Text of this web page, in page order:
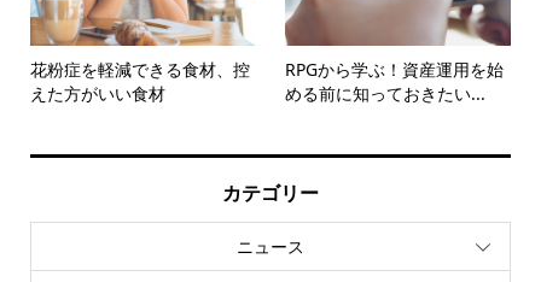
花粉症を軽減できる食材、控
えた方がいい食材
RPGから学ぶ！資産運用を始
める前に知っておきたい...
カテゴリー
ニュース